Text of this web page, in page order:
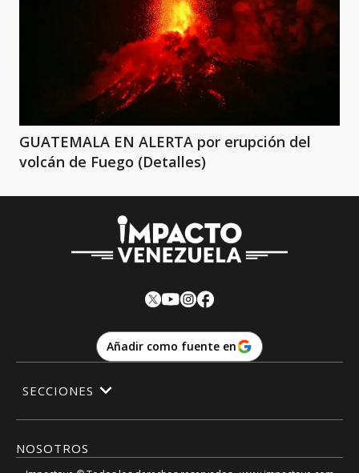
GUATEMALA EN ALERTA por erupción del
volcán de Fuego (Detalles)
Añadir como fuente en
NOSOTROS
SECCIONES